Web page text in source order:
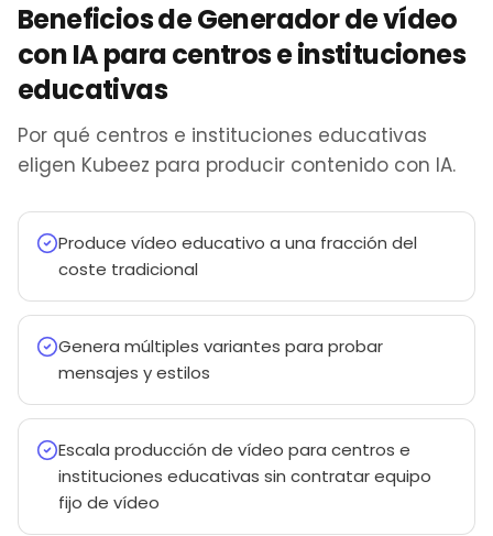
Beneficios de Generador de vídeo
con IA para centros e instituciones
educativas
Por qué centros e instituciones educativas
eligen Kubeez para producir contenido con IA.
Produce vídeo educativo a una fracción del
coste tradicional
Genera múltiples variantes para probar
mensajes y estilos
Escala producción de vídeo para centros e
instituciones educativas sin contratar equipo
fijo de vídeo